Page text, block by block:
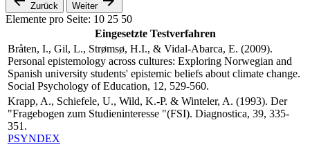
Zurück Weiter
Elemente pro Seite: 10 25 50
Eingesetzte Testverfahren
Bråten, I., Gil, L., Strømsø, H.I., & Vidal-Abarca, E. (2009).
Personal epistemology across cultures: Exploring Norwegian and
Spanish university students' epistemic beliefs about climate change.
Social Psychology of Education, 12, 529-560.
Krapp, A., Schiefele, U., Wild, K.-P. & Winteler, A. (1993). Der
"Fragebogen zum Studieninteresse "(FSI). Diagnostica, 39, 335-
351.
PSYNDEX